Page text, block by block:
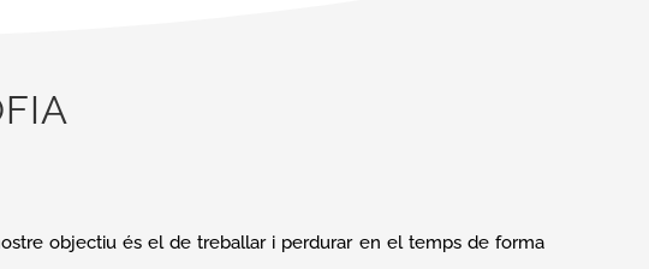
objectiu és el de treballar i perdurar en el temps de forma